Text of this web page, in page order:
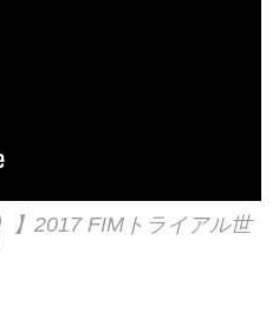
】2017 FIMトライアル世